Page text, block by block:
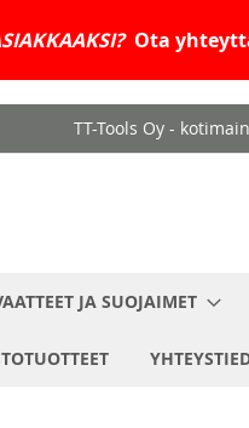
Ota
TT-Tools Oy -
JA SUOJAIMET